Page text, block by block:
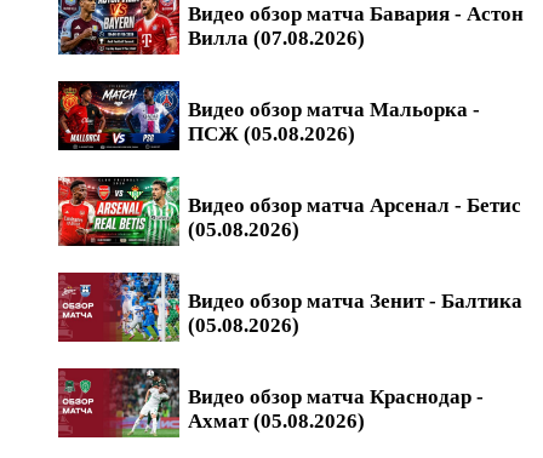
Видео обзор матча Бавария - Астон
Вилла (07.08.2026)
Видео обзор матча Мальорка -
ПСЖ (05.08.2026)
Видео обзор матча Арсенал - Бетис
(05.08.2026)
Видео обзор матча Зенит - Балтика
(05.08.2026)
Видео обзор матча Краснодар -
Ахмат (05.08.2026)